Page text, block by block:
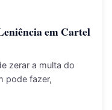
em Cartel
zerar a multa do
pode fazer,